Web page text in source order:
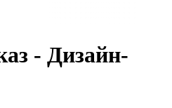
- Дизайн-